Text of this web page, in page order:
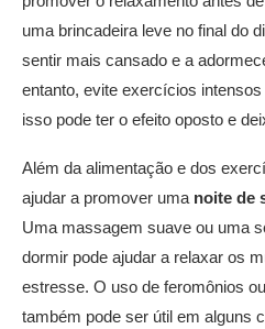
uma brincadeira leve no final do
sentir mais cansado e a
entanto, evite exercícios
isso pode ter o efeito oposto e
Além da alimentação e dos
ajudar a promover uma noite de
Uma massagem suave ou uma
dormir pode ajudar a relaxar os
estresse. O uso de feromônios
também pode ser útil em alguns